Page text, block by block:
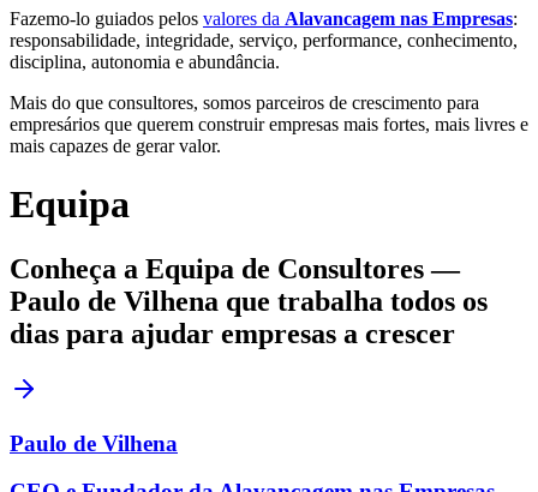
Fazemo-lo guiados pelos valores da Alavancagem nas Empresas:
responsabilidade, integridade, serviço, performance, conhecimento,
disciplina, autonomia e abundância.
Mais do que consultores, somos parceiros de crescimento para
empresários que querem construir empresas mais fortes, mais livres e
mais capazes de gerar valor.
Equipa
Conheça a Equipa de Consultores —
Paulo de Vilhena que trabalha todos os
dias para ajudar empresas a crescer
Paulo de Vilhena